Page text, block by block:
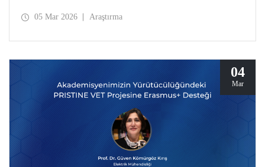
Projesi’nin (iMAT) tanıtım toplantısı İstanbul Vali
Sanayicileri Derneği (TÜDÖKSAD) Genel Sekreteri
05 Mar 2026 Araştırma
04
Mar